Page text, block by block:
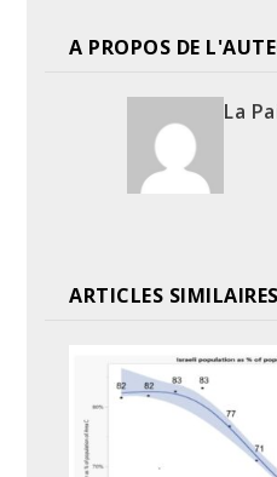
A PROPOS DE
La
ARTICLES SIMILAIRES